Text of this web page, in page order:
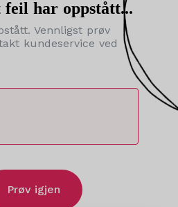
feil har oppstått...
Vennligst prøv
kundeservice ved
Prøv igjen